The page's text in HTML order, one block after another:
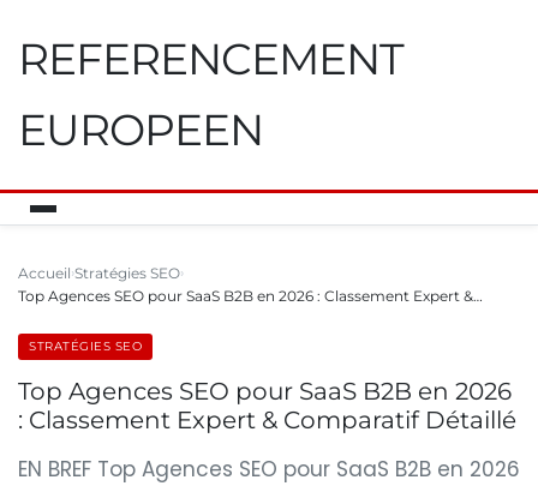
REFERENCEMENT
EUROPEEN
Accueil Stratégies SEO
Top Agences SEO pour SaaS B2B en 2026 : Classement Expert &…
STRATÉGIES SEO
Top Agences SEO pour SaaS B2B en 2026
: Classement Expert & Comparatif Détaillé
EN BREF Top Agences SEO pour SaaS B2B en 2026